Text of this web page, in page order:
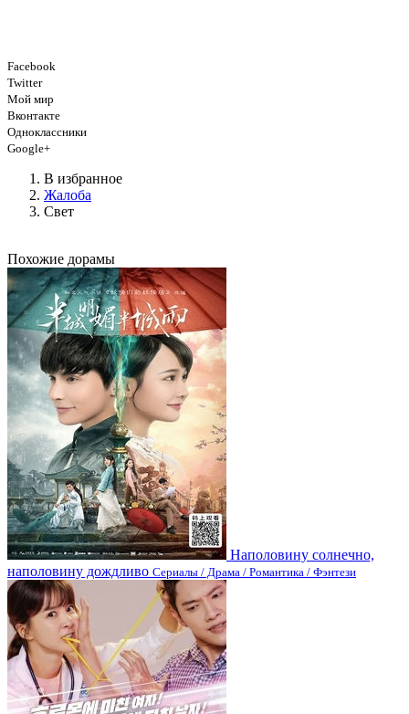
Facebook
Twitter
Мой мир
Вконтакте
Одноклассники
Google+
В избранное
Жалоба
Свет
Похожие дорамы
Наполовину солнечно,
наполовину дождливо Сериалы / Драма / Романтика / Фэнтези